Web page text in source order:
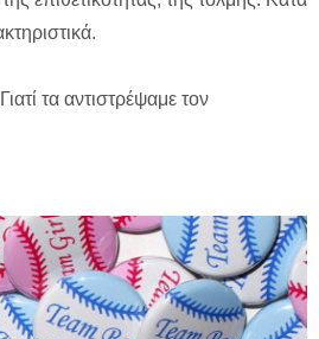
τα αντιστρέψαμε τον